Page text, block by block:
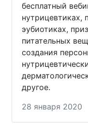
бесплатный
нутрицевтиках,
эубиотиках,
питательных
создания
другое.
28 января 2020